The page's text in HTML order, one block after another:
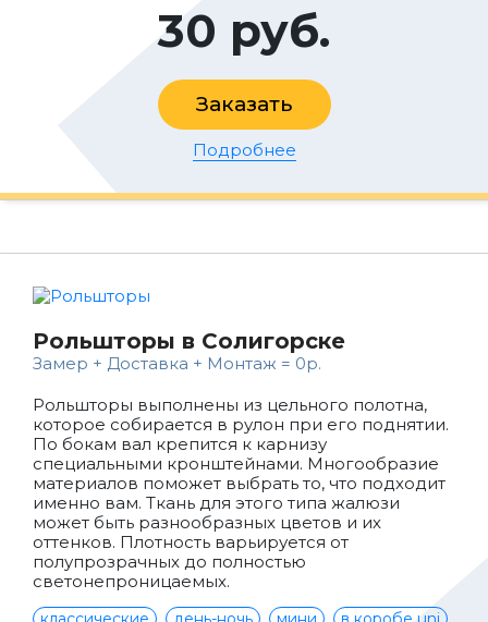
30 руб.
Заказать
Подробнее
Рольшторы в Солигорске
Замер + Доставка + Монтаж = 0р.
Рольшторы выполнены из цельного полотна,
которое собирается в рулон при его поднятии.
По бокам вал крепится к карнизу
специальными кронштейнами. Многообразие
материалов поможет выбрать то, что подходит
именно вам. Ткань для этого типа жалюзи
может быть разнообразных цветов и их
оттенков. Плотность варьируется от
полупрозрачных до полностью
светонепроницаемых.